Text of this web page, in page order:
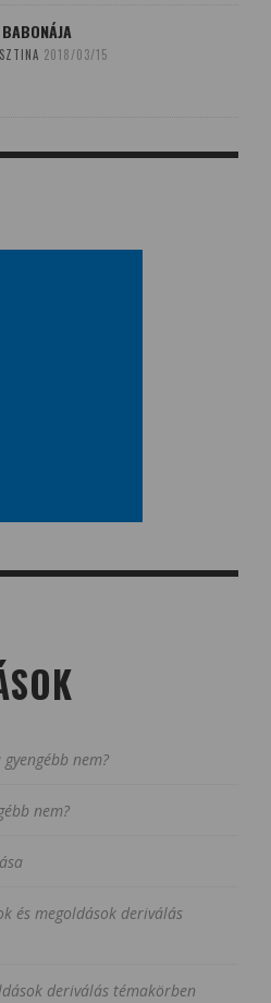
2018/03/15
nem?
nem?
és megoldások deriválás
deriválás témakörben